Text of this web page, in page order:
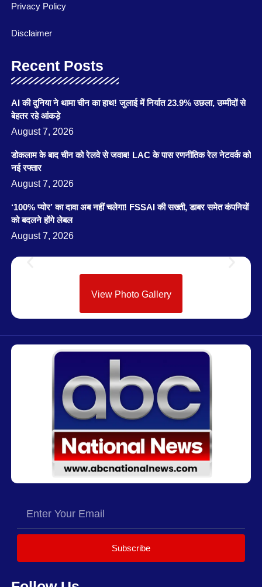
Privacy Policy
Disclaimer
Recent Posts
AI की दुनिया ने थामा चीन का हाथ! जुलाई में निर्यात 23.9% उछला, उम्मीदों से
बेहतर रहे आंकड़े
August 7, 2026
डोकलाम के बाद चीन को रेलवे से जवाब! LAC के पास रणनीतिक रेल नेटवर्क को
नई रफ्तार
August 7, 2026
‘100% प्योर’ का दावा अब नहीं चलेगा! FSSAI की सख्ती, डाबर समेत कंपनियों
को बदलने होंगे लेबल
August 7, 2026
View Photo Gallery
Subscribe